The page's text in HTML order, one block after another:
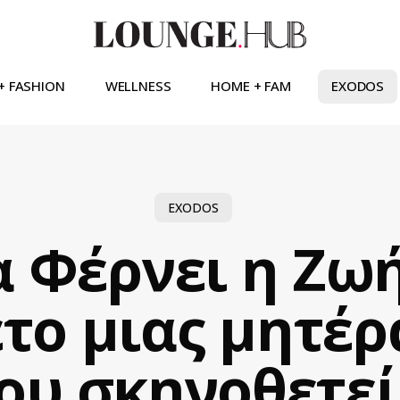
FASHION WELLNESS HOME + FAM EXODOS
EXODOS
η
μιας